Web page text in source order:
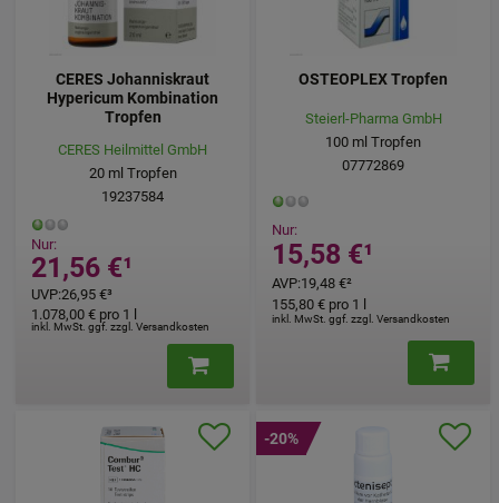
CERES Johanniskraut
Hypericum Kombination
Tropfen
CERES Heilmittel GmbH
20ml Tropfen
19237584
Nur:
21,56 €¹
UVP:26,95 €³
inkl. MwSt. ggf. zzgl. Versandkosten
1.078,00 € pro 1 l
OSTEOPLEX Tropfen
Steierl-Pharma GmbH
100 ml Tropfen
07772869
Nur:
15,58 €¹
AVP:19,48 €²
inkl. MwSt. ggf. zzgl. Versandkosten
155,80 € pro 1 l
-20%